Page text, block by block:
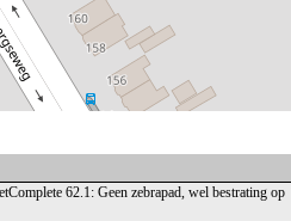
62.1: Geen zebrapad, wel bestrating op